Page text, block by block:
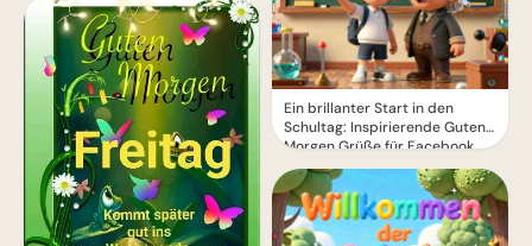
Ein brillanter Start in den
Schultag: Inspirierende Guten
Morgen Grüße für Facebook